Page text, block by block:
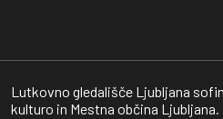
Lutkovno gledališče Ljubljana
kulturo in Mestna občina Ljubljana.